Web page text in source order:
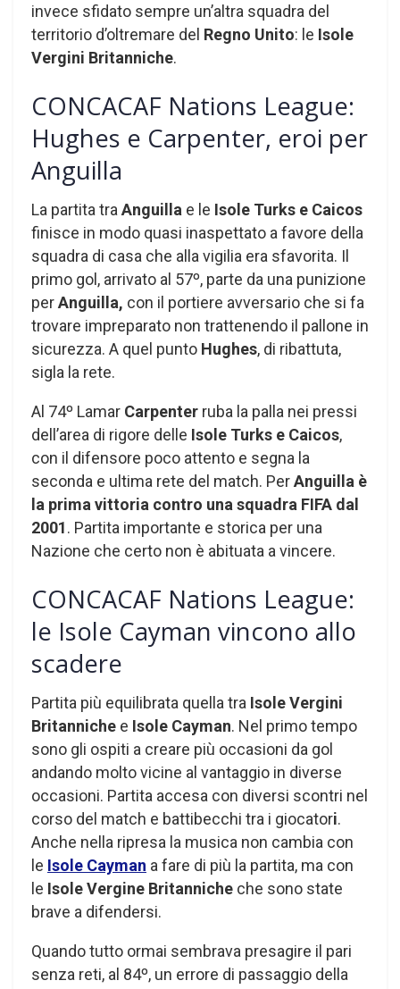
invece sfidato sempre un’altra squadra del
territorio d’oltremare del Regno Unito: le Isole
Vergini Britanniche.
CONCACAF Nations League:
Hughes e Carpenter, eroi per
Anguilla
La partita tra Anguilla e le Isole Turks e Caicos
finisce in modo quasi inaspettato a favore della
squadra di casa che alla vigilia era sfavorita. Il
primo gol, arrivato al 57º, parte da una punizione
perAnguilla, con il portiere avversario che si fa
trovare impreparato non trattenendo il pallone in
sicurezza. A quel punto Hughes, di ribattuta,
sigla la rete.
Al 74º Lamar Carpenter ruba la palla nei pressi
dell’area di rigore delle Isole Turks e Caicos,
con il difensore poco attento e segna la
seconda e ultima rete del match. PerAnguilla è
la prima vittoria contro una squadra FIFA dal
2001. Partita importante e storica per una
Nazione che certo non è abituata a vincere.
CONCACAF Nations League:
le Isole Cayman vincono allo
scadere
Partita più equilibrata quella tra Isole Vergini
Britanniche e Isole Cayman. Nel primo tempo
sono gli ospiti a creare più occasioni da gol
andando molto vicine al vantaggio in diverse
occasioni. Partita accesa con diversi scontri nel
corso del match e battibecchi tra i giocatori.
Anche nella ripresa la musica non cambia con
le Isole Cayman a fare di più la partita, ma con
le Isole Vergine Britanniche che sono state
brave a difendersi.
Quando tutto ormai sembrava presagire il pari
senza reti, al 84º, un errore di passaggio della